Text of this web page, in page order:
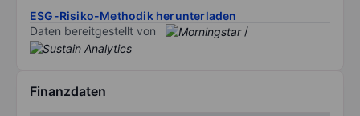
ESG-Risiko-Methodik herunterladen
Daten bereitgestellt von
/
Finanzdaten